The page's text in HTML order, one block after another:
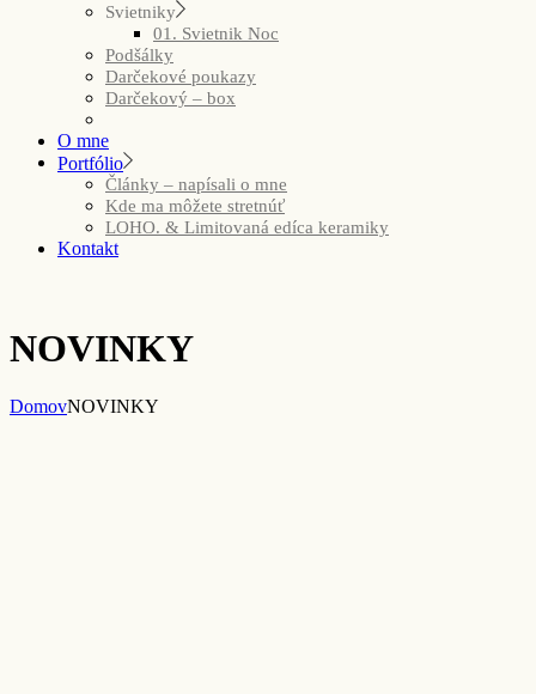
Svietniky
01. Svietnik Noc
Podšálky
Darčekové poukazy
Darčekový – box
O mne
Portfólio
Články – napísali o mne
Kde ma môžete stretnúť
LOHO. & Limitovaná edíca keramiky
Kontakt
NOVINKY
DomovNOVINKY